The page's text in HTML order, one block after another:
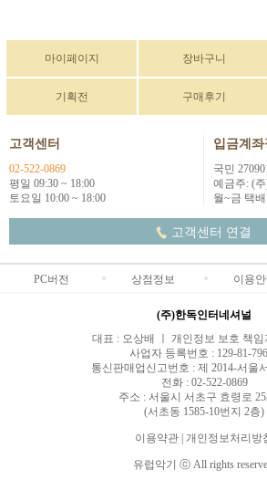
마이페이지 장바구니
기획전 구매후기
고객센터
02-522-0869
평일 09:30 ~ 18:00
토요일 10:00 ~ 18:00
입금계
국민
예금주: (
월~금 택
고객센터 연결
PC버전 상점정보 이용안
(주)한독인터네셔널
대표 : 오상배 ㅣ 개인정보 보호 책임
사업자 등록번호 : 129-81-
통신판매업신고번호 : 제 2014-서울
전화 : 02-522-0869
주소 : 서울시 서초구 효령로
(서초동 1585-10번지 2층)
이용약관 개인정보처리방
유럽악기 ⓒ All rights